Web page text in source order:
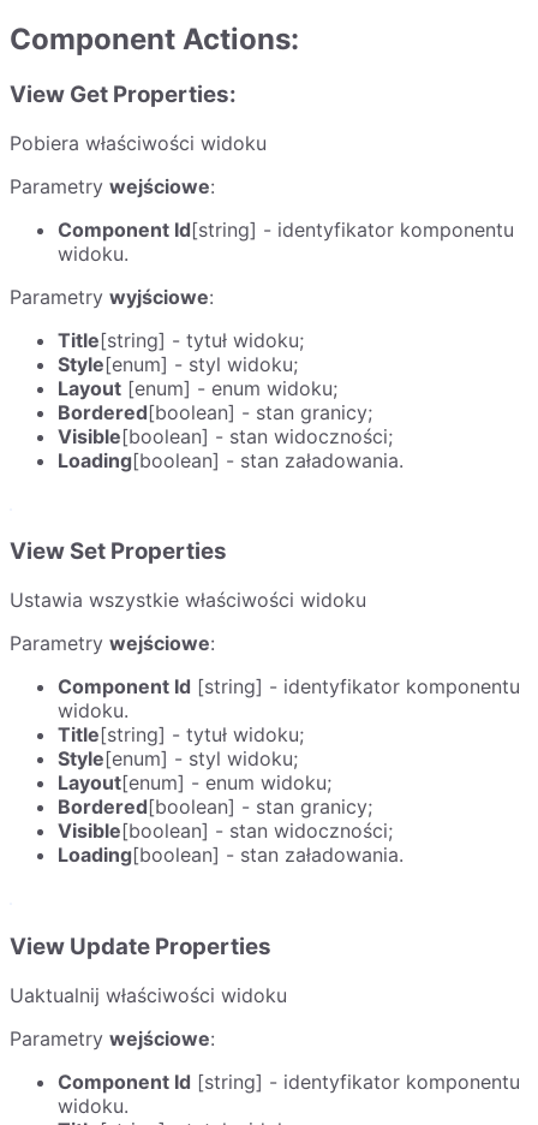
Component Actions:
View Get Properties:
Pobiera właściwości widoku
Parametry wejściowe:
Component Id[string] - identyfikator komponentu
widoku.
Parametry wyjściowe:
Title[string] - tytuł widoku;
Style[enum] - styl widoku;
Layout [enum] - enum widoku;
Bordered[boolean] - stan granicy;
Visible[boolean] - stan widoczności;
Loading[boolean] - stan załadowania.
View Set Properties
Ustawia wszystkie właściwości widoku
Parametry wejściowe:
Component Id [string] - identyfikator komponentu
widoku.
Title[string] - tytuł widoku;
Style[enum] - styl widoku;
Layout[enum] - enum widoku;
Bordered[boolean] - stan granicy;
Visible[boolean] - stan widoczności;
Loading[boolean] - stan załadowania.
View Update Properties
Uaktualnij właściwości widoku
Parametry wejściowe:
Component Id [string] - identyfikator komponentu
widoku.